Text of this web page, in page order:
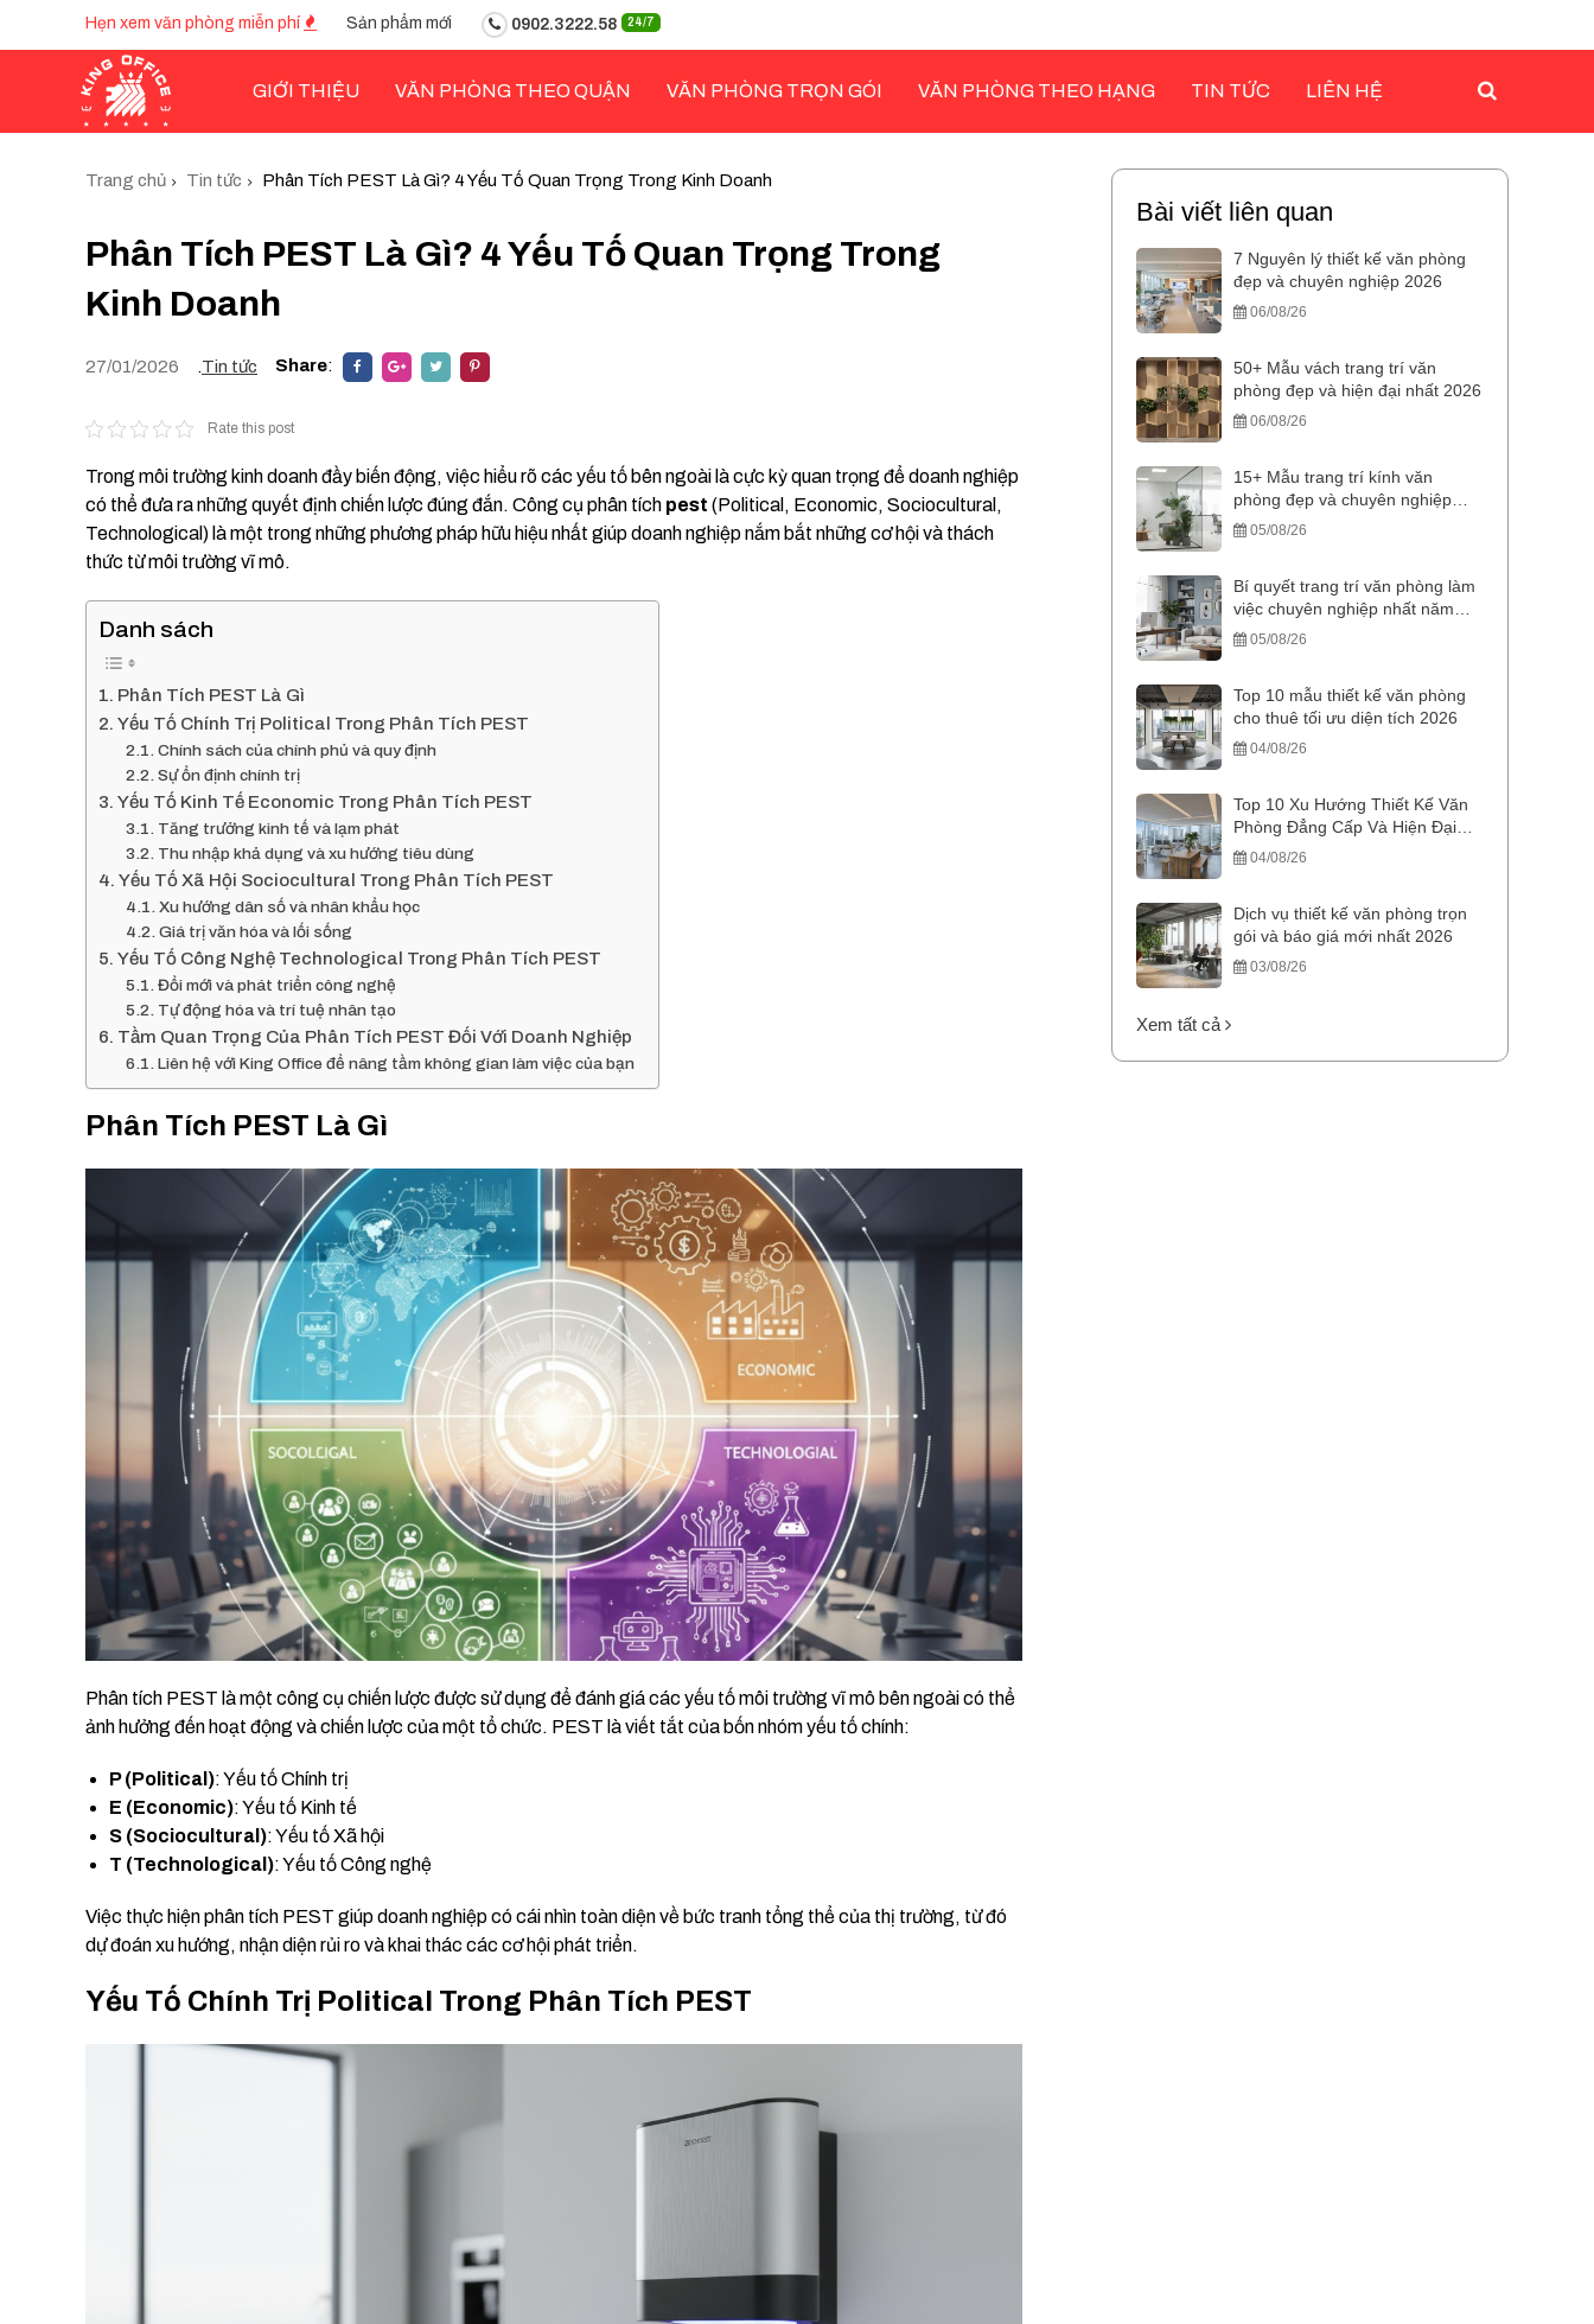
Hẹn xem văn phòng miễn phí Sản phẩm mới 0902.3222.58 24/7
GIỚI THIỆU VĂN PHÒNG THEO QUẬN VĂN PHÒNG TRỌN GÓI VĂN PHÒNG THEO HẠNG TIN TỨC LIÊN HỆ
Trang chủ Tin tức Phân Tích PEST Là Gì? 4 Yếu Tố Quan Trọng Trong Kinh Doanh
Phân Tích PEST Là Gì? 4 Yếu Tố Quan Trọng Trong
Kinh Doanh
27/01/2026 .Tin tức Share:
Rate this post
Trong môi trường kinh doanh đầy biến động, việc hiểu rõ các yếu tố bên ngoài là cực kỳ quan trọng để doanh nghiệp
có thể đưa ra những quyết định chiến lược đúng đắn. Công cụ phân tích pest (Political, Economic, Sociocultural,
Technological) là một trong những phương pháp hữu hiệu nhất giúp doanh nghiệp nắm bắt những cơ hội và thách
thức từ môi trường vĩ mô.
Danh sách
Phân Tích PEST Là Gì
Yếu Tố Chính Trị Political Trong Phân Tích PEST
Chính sách của chính phủ và quy định
Sự ổn định chính trị
Yếu Tố Kinh Tế Economic Trong Phân Tích PEST
Tăng trưởng kinh tế và lạm phát
Thu nhập khả dụng và xu hướng tiêu dùng
Yếu Tố Xã Hội Sociocultural Trong Phân Tích PEST
Xu hướng dân số và nhân khẩu học
Giá trị văn hóa và lối sống
Yếu Tố Công Nghệ Technological Trong Phân Tích PEST
Đổi mới và phát triển công nghệ
Tự động hóa và trí tuệ nhân tạo
Tầm Quan Trọng Của Phân Tích PEST Đối Với Doanh Nghiệp
Liên hệ với King Office để nâng tầm không gian làm việc của bạn
Phân Tích PEST Là Gì
Phân tích PEST là một công cụ chiến lược được sử dụng để đánh giá các yếu tố môi trường vĩ mô bên ngoài có thể
ảnh hưởng đến hoạt động và chiến lược của một tổ chức. PEST là viết tắt của bốn nhóm yếu tố chính:
P (Political): Yếu tố Chính trị
E (Economic): Yếu tố Kinh tế
S (Sociocultural): Yếu tố Xã hội
T (Technological): Yếu tố Công nghệ
Việc thực hiện phân tích PEST giúp doanh nghiệp có cái nhìn toàn diện về bức tranh tổng thể của thị trường, từ đó
dự đoán xu hướng, nhận diện rủi ro và khai thác các cơ hội phát triển.
Yếu Tố Chính Trị Political Trong Phân Tích PEST
Bài viết liên quan
7 Nguyên lý thiết kế văn phòng
đẹp và chuyên nghiệp 2026
06/08/26
50+ Mẫu vách trang trí văn
phòng đẹp và hiện đại nhất 2026
06/08/26
15+ Mẫu trang trí kính văn
phòng đẹp và chuyên nghiệp
202505/08/26
Bí quyết trang trí văn phòng làm
việc chuyên nghiệp nhất năm
202605/08/26
Top 10 mẫu thiết kế văn phòng
cho thuê tối ưu diện tích 2026
04/08/26
Top 10 Xu Hướng Thiết Kế Văn
Phòng Đẳng Cấp Và Hiện Đại
202604/08/26
Dịch vụ thiết kế văn phòng trọn
gói và báo giá mới nhất 2026
03/08/26
Xem tất cả